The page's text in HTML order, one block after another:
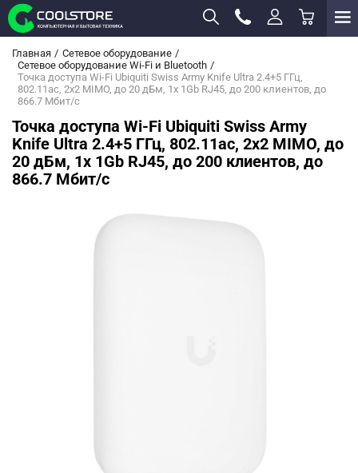
Главная
Сетевое оборудование
Сетевое оборудование Wi-Fi и Bluetooth
Точка доступа Wi-Fi Ubiquiti Swiss Army Knife Ultra 2.4+5 ГГц,
802.11ac, 2x2 MIMO, до 20 дБм, 1х 1Gb RJ45, до 200 клиентов, до
866.7 Мбит/с
Точка доступа Wi-Fi Ubiquiti Swiss Army
Knife Ultra 2.4+5 ГГц, 802.11ac, 2x2 MIMO, до
20 дБм, 1х 1Gb RJ45, до 200 клиентов, до
866.7 Мбит/с